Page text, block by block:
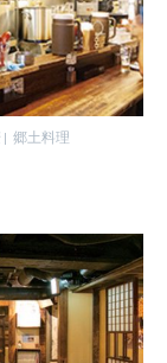
」
郷土料理